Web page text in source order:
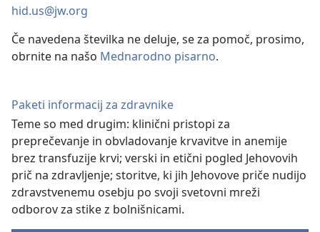
hid.us@jw.org
Če navedena številka ne deluje, se za pomoč, prosimo,
obrnite na našo Mednarodno pisarno.
Paketi informacij za zdravnike
Teme so med drugim: klinični pristopi za
preprečevanje in obvladovanje krvavitve in anemije
brez transfuzije krvi; verski in etični pogled Jehovovih
prič na zdravljenje; storitve, ki jih Jehovove priče nudijo
zdravstvenemu osebju po svoji svetovni mreži
odborov za stike z bolnišnicami.